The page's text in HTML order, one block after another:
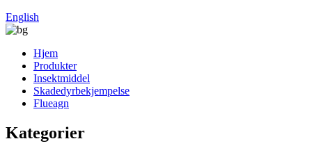
English
Hjem
Produkter
Insektmiddel
Skadedyrbekjempelse
Flueagn
Kategorier